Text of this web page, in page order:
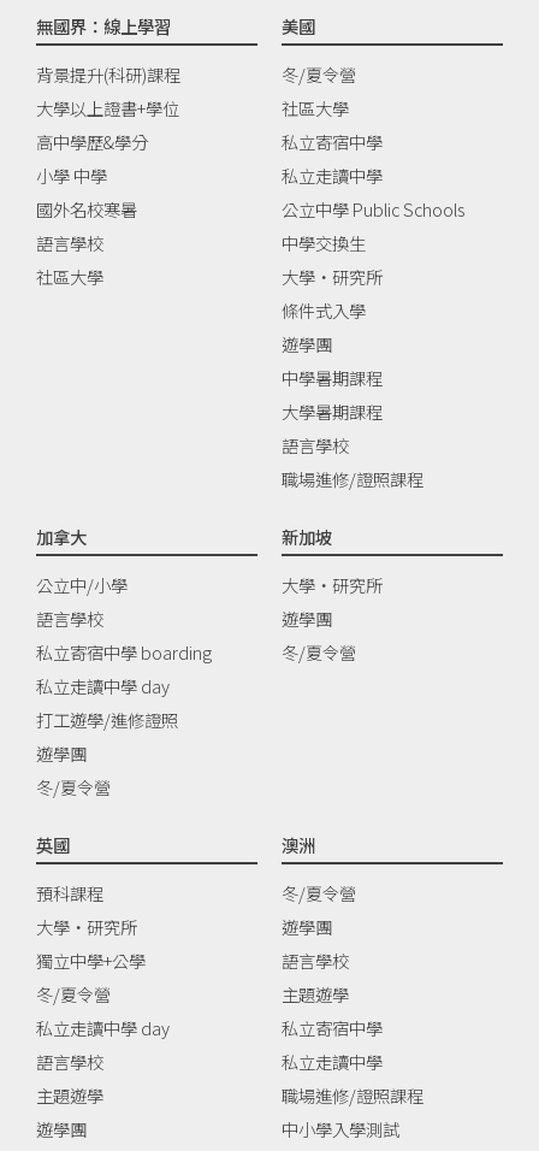
無國界：線上學習
背景提升(科研)課程
大學以上證書+學位
高中學歷&學分
小學 中學
國外名校寒暑
語言學校
社區大學
美國
冬/夏令營
社區大學
私立寄宿中學
私立走讀中學
公立中學 Public Schools
中學交換生
大學‧研究所
條件式入學
遊學團
中學暑期課程
大學暑期課程
語言學校
職場進修/證照課程
加拿大
公立中/小學
語言學校
私立寄宿中學 boarding
私立走讀中學 day
打工遊學/進修證照
遊學團
冬/夏令營
新加坡
大學‧研究所
遊學團
冬/夏令營
英國
預科課程
大學‧研究所
獨立中學+公學
冬/夏令營
私立走讀中學 day
語言學校
主題遊學
遊學團
澳洲
冬/夏令營
遊學團
語言學校
主題遊學
私立寄宿中學
私立走讀中學
職場進修/證照課程
中小學入學測試